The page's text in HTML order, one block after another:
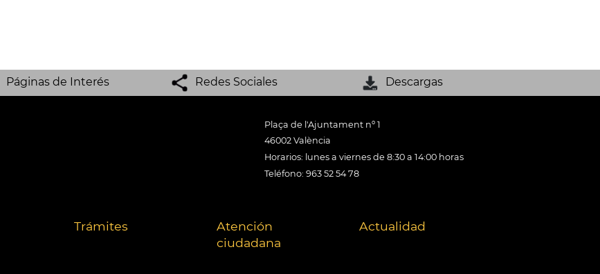
Páginas de Interés Redes Sociales Descargas
Plaça de l'Ajuntament nº 1
46002 València
Horarios: lunes a viernes de 8:30 a 14:00 horas
Teléfono: 963 52 54 78
Trámites
Atención
ciudadana
Actualidad